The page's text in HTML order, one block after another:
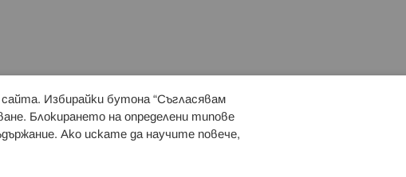
ни:
Избирайки бутона “Съгласявам
Блокирането на определени типове
Ако искате да научите повече,